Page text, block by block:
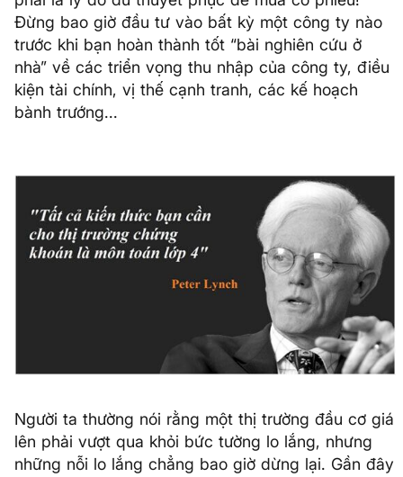
Đừng bao giờ đầu tư vào bất kỳ một công ty nào
trước khi bạn hoàn thành tốt “bài nghiên cứu ở
nhà” về các triển vọng thu nhập của công ty, điều
kiện tài chính, vị thế cạnh tranh, các kế hoạch
bành trướng...
Người ta thường nói rằng một thị trường đầu cơ giá
lên phải vượt qua khỏi bức tường lo lắng, nhưng
những nỗi lo lắng chẳng bao giờ dừng lại. Gần đây